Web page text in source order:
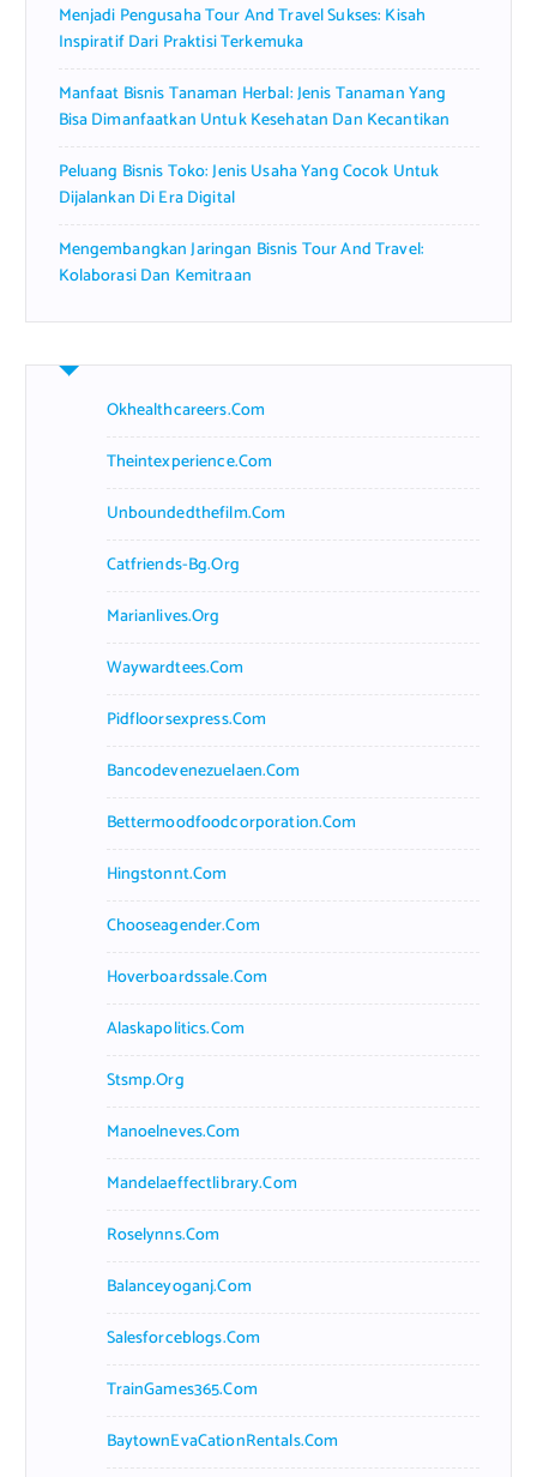
Menjadi Pengusaha Tour And Travel Sukses: Kisah
Inspiratif Dari Praktisi Terkemuka
Manfaat Bisnis Tanaman Herbal: Jenis Tanaman Yang
Bisa Dimanfaatkan Untuk Kesehatan Dan Kecantikan
Peluang Bisnis Toko: Jenis Usaha Yang Cocok Untuk
Dijalankan Di Era Digital
Mengembangkan Jaringan Bisnis Tour And Travel:
Kolaborasi Dan Kemitraan
Okhealthcareers.com
Theintexperience.com
Unboundedthefilm.com
Catfriends-Bg.org
Marianlives.org
Waywardtees.com
Pidfloorsexpress.com
Bancodevenezuelaen.com
Bettermoodfoodcorporation.com
Hingstonnt.com
Chooseagender.com
Hoverboardssale.com
Alaskapolitics.com
Stsmp.org
Manoelneves.com
Mandelaeffectlibrary.com
Roselynns.com
Balanceyoganj.com
Salesforceblogs.com
TrainGames365.com
BaytownEvaCationRentals.com